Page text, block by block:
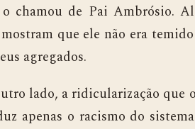
chamou de Pai Ambrósio.
que ele não era
agregados.
a ridicularização que o
apenas o racismo do